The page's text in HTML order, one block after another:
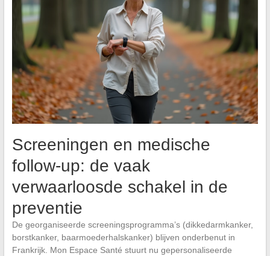
Screeningen en medische
follow-up: de vaak
verwaarloosde schakel in de
preventie
De georganiseerde screeningsprogramma’s (dikkedarmkanker,
borstkanker, baarmoederhalskanker) blijven onderbenut in
Frankrijk. Mon Espace Santé stuurt nu gepersonaliseerde